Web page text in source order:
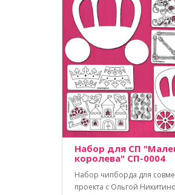
Набор для СП
королева" СП-0004
Набор чипборда для
проекта с Ольгой